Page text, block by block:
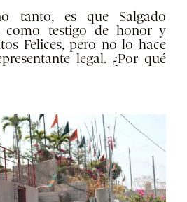
tanto, es que Salgado
como testigo de honor y
Felices, pero no lo hace
legal. ¿Por qué